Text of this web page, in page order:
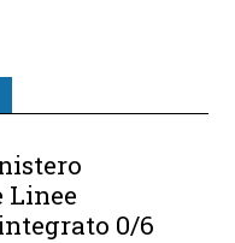
Linee
0/6